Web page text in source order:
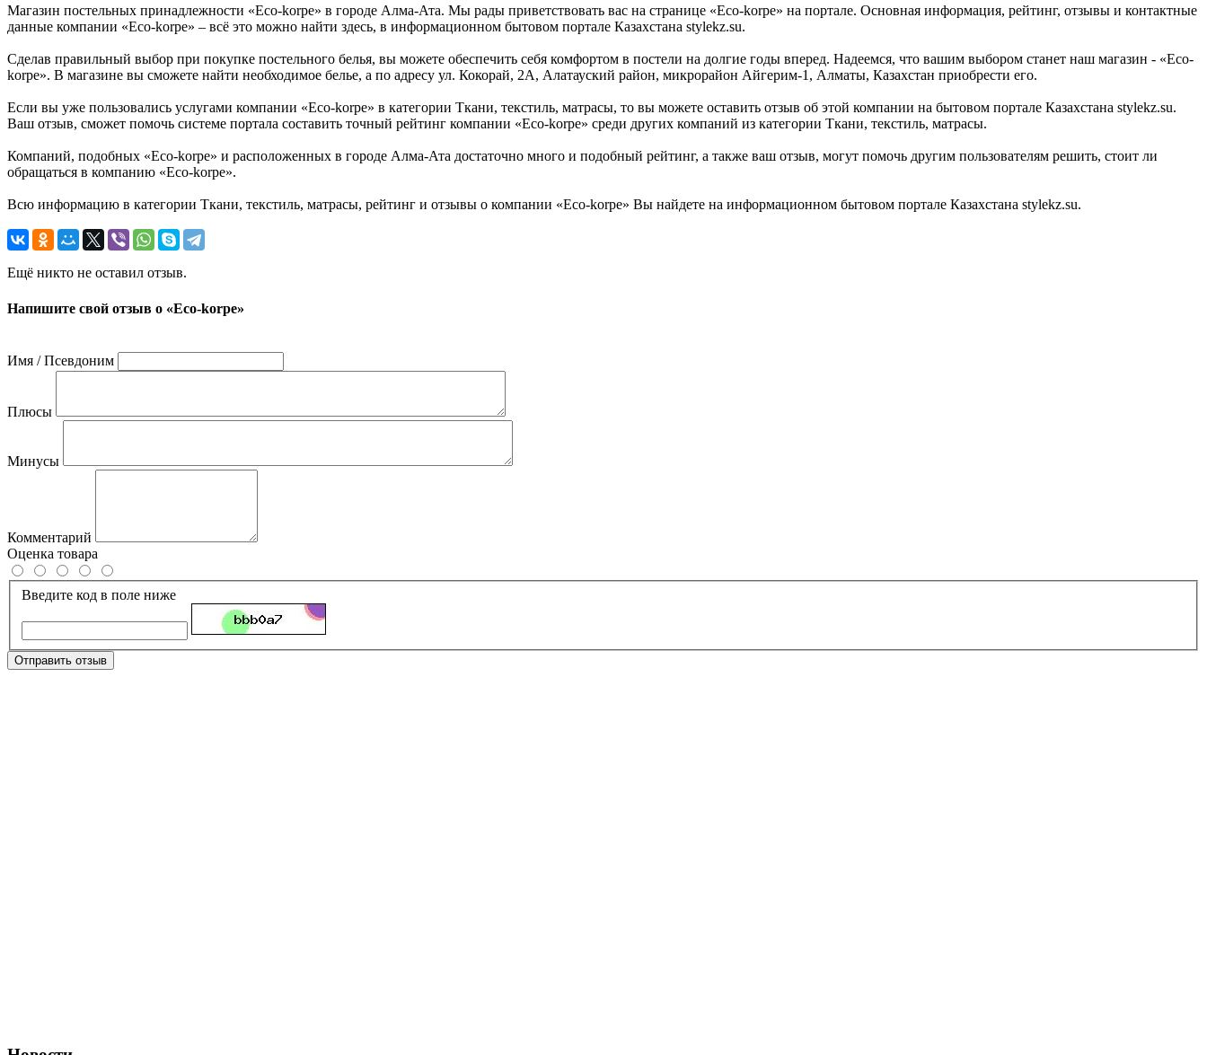
Магазин постельных принадлежности «Eco-korpe» в городе Алма-Ата. Мы рады приветствовать вас на странице «Eco-korpe» на портале. Основная информация, рейтинг, отзывы и контактные
данные компании «Eco-korpe» – всё это можно найти здесь, в информационном бытовом портале Казахстана stylekz.su.
Сделав правильный выбор при покупке постельного белья, вы можете обеспечить себя комфортом в постели на долгие годы вперед. Надеемся, что вашим выбором станет наш магазин - «Eco-
korpe». В магазине вы сможете найти необходимое белье, а по адресу ул. Кокорай, 2А, Алатауский район, микрорайон Айгерим-1, Алматы, Казахстан приобрести его.
Если вы уже пользовались услугами компании «Eco-korpe» в категории Ткани, текстиль, матрасы, то вы можете оставить отзыв об этой компании на бытовом портале Казахстана stylekz.su.
Ваш отзыв, сможет помочь системе портала составить точный рейтинг компании «Eco-korpe» среди других компаний из категории Ткани, текстиль, матрасы.
Компаний, подобных «Eco-korpe» и расположенных в городе Алма-Ата достаточно много и подобный рейтинг, а также ваш отзыв, могут помочь другим пользователям решить, стоит ли
обращаться в компанию «Eco-korpe».
Всю информацию в категории Ткани, текстиль, матрасы, рейтинг и отзывы о компании «Eco-korpe» Вы найдете на информационном бытовом портале Казахстана stylekz.su.
Ещё никто не оставил отзыв.
Напишите свой отзыв о «Eco-korpe»
Имя / Псевдоним
Плюсы
Минусы
Комментарий
Оценка товара
Введите код в поле ниже
Отправить отзыв